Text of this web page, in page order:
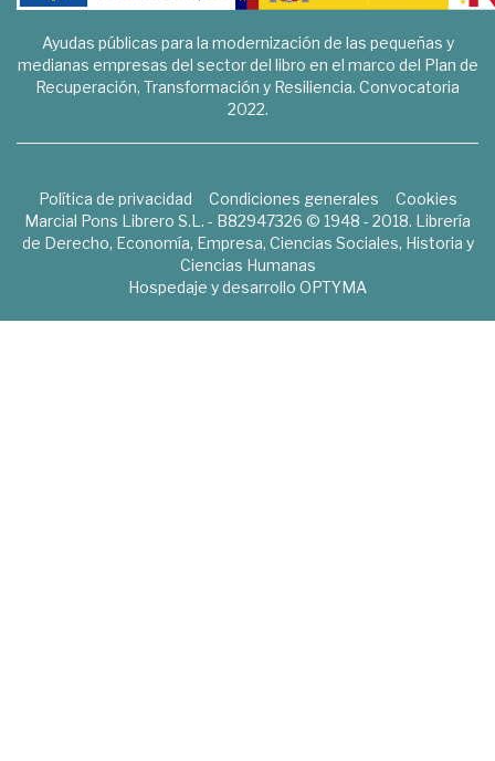
Ayudas públicas para la modernización de las pequeñas y
medianas empresas del sector del libro en el marco del Plan de
Recuperación, Transformación y Resiliencia. Convocatoria
2022.
Política de privacidad Condiciones generales
Cookies
Marcial Pons Librero S.L. - B82947326 © 1948 - 2018. Librería
de Derecho, Economía, Empresa, Ciencias Sociales, Historia y
Ciencias Humanas
Hospedaje y desarrollo OPTYMA